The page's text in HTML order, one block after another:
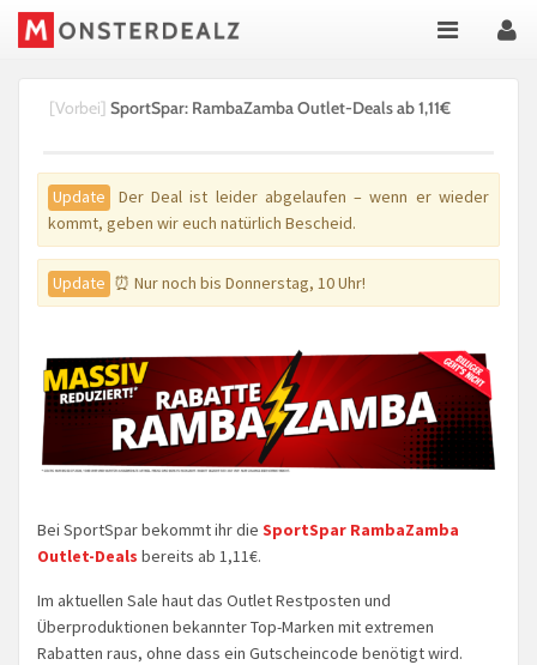
[Vorbei] SportSpar: RambaZamba Outlet-Deals ab 1,11€
Update
Der Deal ist leider abgelaufen – wenn er wieder
kommt, geben wir euch natürlich Bescheid.
Update ⏰ Nur noch bis Donnerstag, 10 Uhr!
Bei SportSpar bekommt ihr die SportSpar RambaZamba
Outlet-Deals bereits ab 1,11€.
Im aktuellen Sale haut das Outlet Restposten und
Überproduktionen bekannter Top-Marken mit extremen
Rabatten raus, ohne dass ein Gutscheincode benötigt wird.